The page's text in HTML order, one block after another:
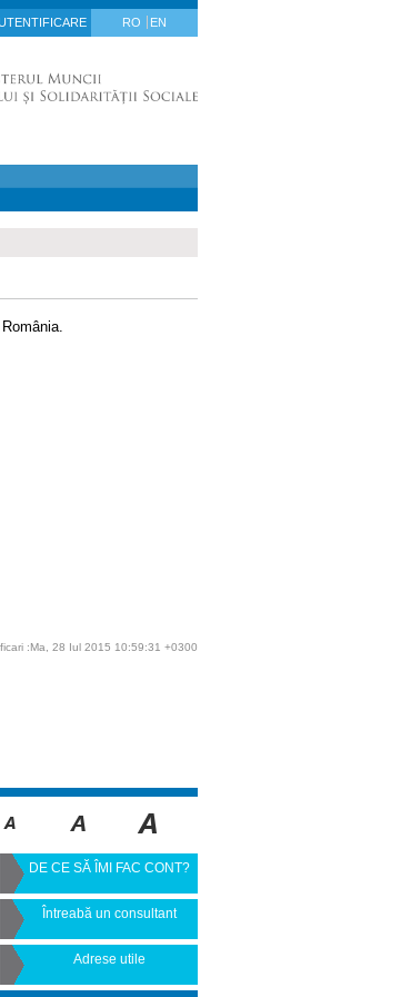
RO EN
:Ma, 28 Iul 2015 10:59:31 +0300
DE CE SĂ ÎMI FAC CONT?
Întreabă un consultant
Adrese utile